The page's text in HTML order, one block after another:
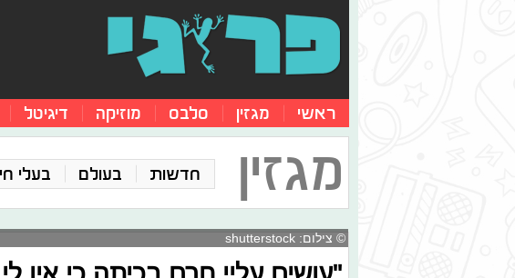
ראשי מגזין סלבס מוזיקה דיגיטל
מגזין חדשות בעולם בעלי
© צילום: shutterstock